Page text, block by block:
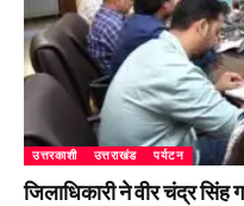
उत्तरकाशी उत्तराखंड पर्यटन
जिलाधिकारी ने वीर चंद्र सिंह